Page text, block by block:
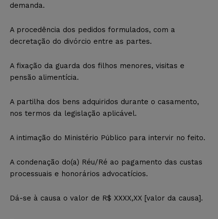
demanda.
A procedência dos pedidos formulados, com a
decretação do divórcio entre as partes.
A fixação da guarda dos filhos menores, visitas e
pensão alimentícia.
A partilha dos bens adquiridos durante o casamento,
nos termos da legislação aplicável.
A intimação do Ministério Público para intervir no feito.
A condenação do(a) Réu/Ré ao pagamento das custas
processuais e honorários advocatícios.
Dá-se à causa o valor de R$ XXXX,XX [valor da causa].